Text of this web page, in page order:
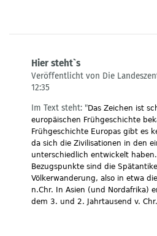
Hier steht`s
Veröffentlicht von Die
12:35
auf
Krietik
von
Gast
Im Text steht: "Das Zeichen ist
europäischen Frühgeschichte
Frühgeschichte Europas gibt es
da sich die Zivilisationen in den
unterschiedlich entwickelt
Bezugspunkte sind die
Völkerwanderung, also in etwa
n.Chr. In Asien (und Nordafrika)
dem 3. und 2. Jahrtausend v.